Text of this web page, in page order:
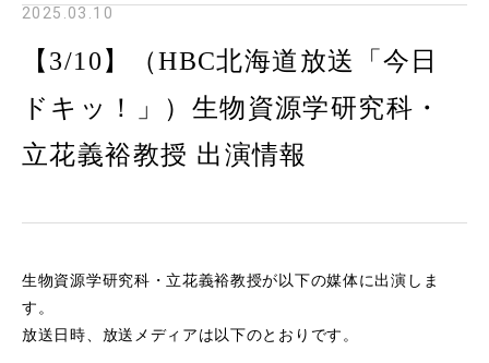
2025.03.10
【3/10】（HBC北海道放送「今日
ドキッ！」）生物資源学研究科・
立花義裕教授 出演情報
生物資源学研究科・立花義裕教授が以下の媒体に出演しま
す。
放送日時、放送メディアは以下のとおりです。